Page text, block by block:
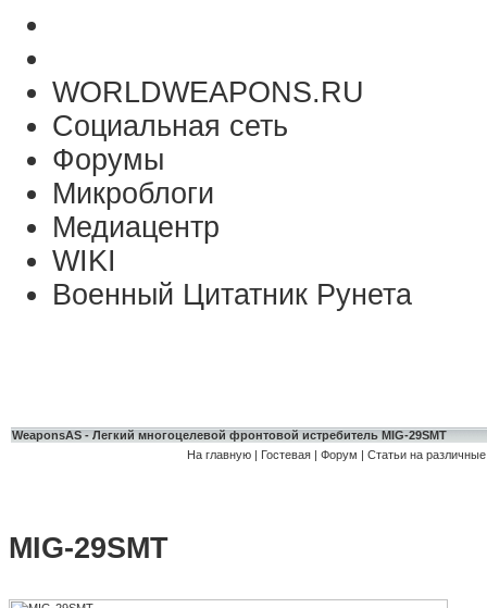
WORLDWEAPONS.RU
Социальная сеть
Форумы
Микроблоги
Медиацентр
WIKI
Военный Цитатник Рунета
WeaponsAS - Легкий многоцелевой фронтовой истребитель MIG-29SMT
На главную| Гостевая| Форум | Статьи на
MIG-29SMT